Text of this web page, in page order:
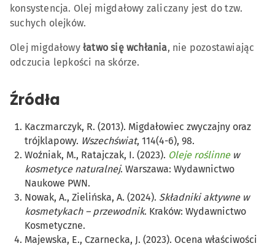
konsystencja. Olej migdałowy zaliczany jest do tzw.
suchych olejków.
Olej migdałowy łatwo się wchłania, nie pozostawiając
odczucia lepkości na skórze.
Źródła
Kaczmarczyk, R. (2013). Migdałowiec zwyczajny oraz
trójklapowy. Wszechświat, 114(4-6), 98.
Woźniak, M., Ratajczak, I. (2023). Oleje roślinnew
kosmetyce naturalnej. Warszawa: Wydawnictwo
Naukowe PWN.
Nowak, A., Zielińska, A. (2024). Składniki aktywne w
kosmetykach – przewodnik. Kraków: Wydawnictwo
Kosmetyczne.
Majewska, E., Czarnecka, J. (2023). Ocena właściwości